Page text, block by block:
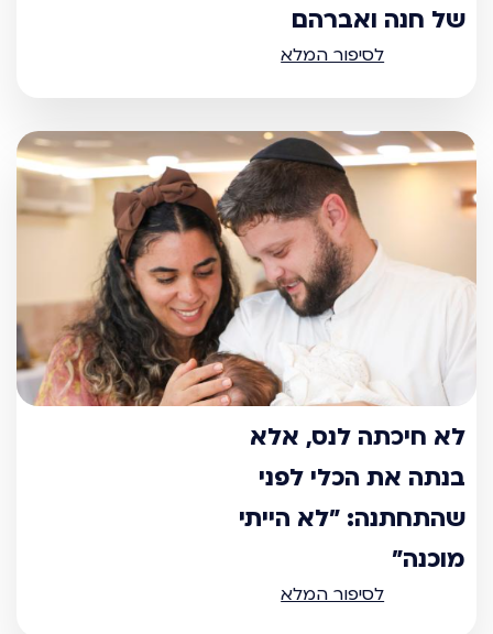
של חנה ואברהם
לסיפור המלא
לא חיכתה לנס, אלא
בנתה את הכלי לפני
שהתחתנה: "לא הייתי
מוכנה"
לסיפור המלא